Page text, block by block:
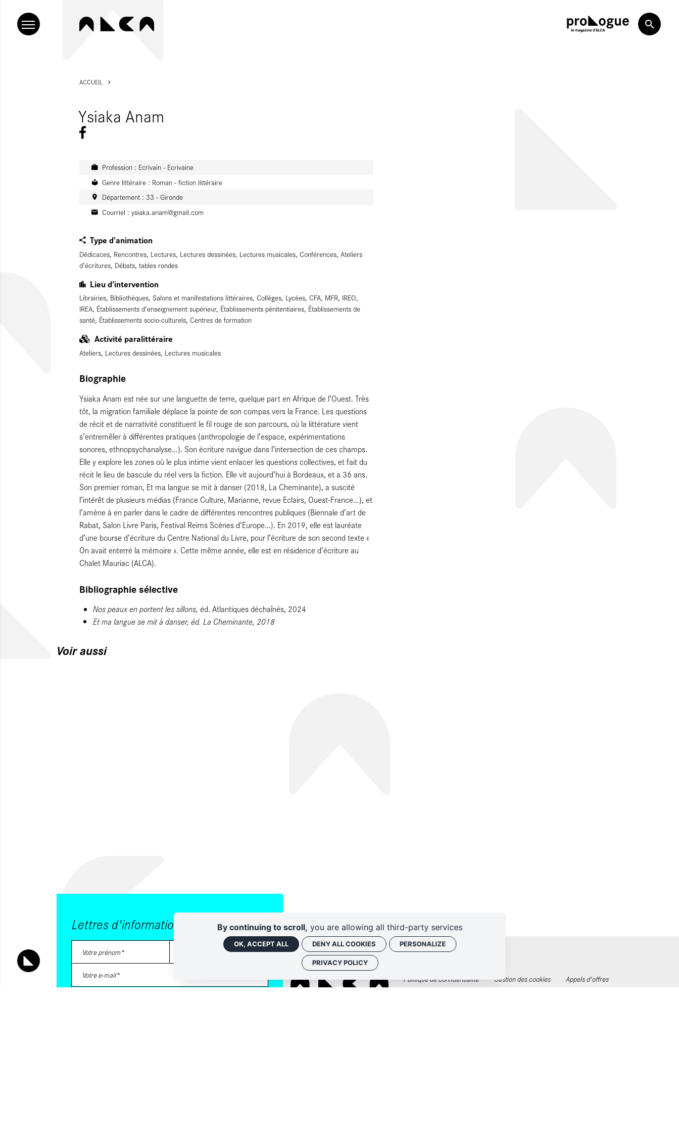
ACCUEIL
Ysiaka Anam
Profession : Ecrivain - Ecrivaine
Genre littéraire : Roman - fiction littéraire
Département : 33 - Gironde
Courriel : ysiaka.anam@gmail.com
Type d'animation
Dédicaces, Rencontres, Lectures, Lectures dessinées, Lectures musicales, Conférences, Ateliers
d’écritures, Débats, tables rondes
Lieu d'intervention
Librairies, Bibliothèques, Salons et manifestations littéraires, Collèges, Lycées, CFA, MFR, IREO,
IREA, Établissements d’enseignement supérieur, Établissements pénitentiaires, Établissements de
santé, Établissements socio-culturels, Centres de formation
Activité paralittéraire
Ateliers, Lectures dessinées, Lectures musicales
Biographie
Ysiaka Anam est née sur une languette de terre, quelque part en Afrique de l’Ouest. Très
tôt, la migration familiale déplace la pointe de son compas vers la France. Les questions
de récit et de narrativité constituent le fil rouge de son parcours, où la littérature vient
s’entremêler à différentes pratiques (anthropologie de l’espace, expérimentations
sonores, ethnopsychanalyse…). Son écriture navigue dans l’intersection de ces champs.
Elle y explore les zones où le plus intime vient enlacer les questions collectives, et fait du
récit le lieu de bascule du réel vers la fiction. Elle vit aujourd’hui à Bordeaux, et a 36 ans.
Son premier roman, Et ma langue se mit à danser (2018, La Cheminante), a suscité
l’intérêt de plusieurs médias (France Culture, Marianne, revue Eclairs, Ouest-France…), et
l’amène à en parler dans le cadre de différentes rencontres publiques (Biennale d’art de
Rabat, Salon Livre Paris, Festival Reims Scènes d’Europe…). En 2019, elle est lauréate
d’une bourse d’écriture du Centre National du Livre, pour l’écriture de son second texte «
On avait enterré la mémoire ». Cette même année, elle est en résidence d’écriture au
Chalet Mauriac (ALCA).
Bibliographie sélective
Nos peaux en portent les sillons, éd. Atlantiques déchaînés, 2024
Et ma langue se mit à danser, éd. La Cheminante, 2018
Voir aussi
Lettres d'information
Politique de confidentialité Gestion des cookies Appels d'offres
By continuing to scroll, you are allowing all third-party services
OK, ACCEPT ALL DENY ALL COOKIES PERSONALIZE
PRIVACY POLICY